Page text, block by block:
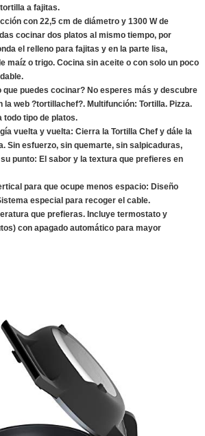
a fajitas.
con 22,5 cm de diámetro y 1300 W de
cocinar dos platos al mismo tiempo, por
el relleno para fajitas y en la parte lisa,
maíz o trigo. Cocina sin aceite o con solo un poco
que puedes cocinar? No esperes más y descubre
la web ?tortillachef?. Multifunción: Tortilla. Pizza.
todo tipo de platos.
vuelta y vuelta: Cierra la Tortilla Chef y dále la
Sin esfuerzo, sin quemarte, sin salpicaduras,
punto: El sabor y la textura que prefieres en
para que ocupe menos espacio: Diseño
especial para recoger el cable.
que prefieras. Incluye termostato y
con apagado automático para mayor